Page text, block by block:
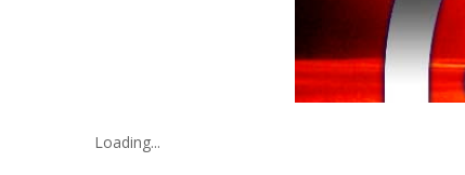
Loading...